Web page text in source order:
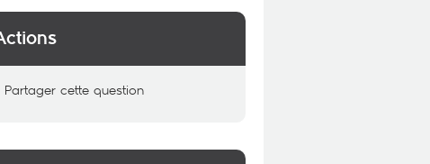
Partager cette question